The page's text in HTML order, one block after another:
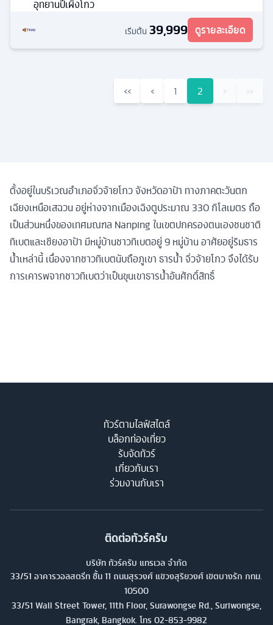
อุทยานปี้เผิงโกว
เริ่มต้น 39,999 ดูรายละเอียด
‹‹ ‹ 1 2 › ››
ตั้งอยู่ในบริเวณอำเภอจิ่วจ้ายโกว จังหวัดอาป้า ทางภาคตะวันตก
เฉียงเหนือเสฉวน อยู่ห่างจากเมืองเฉิงตูประมาณ 330 กิโลเมตร ถือ
เป็นส่วนหนึ่งของเทศมณฑล Nanping ในเขตปกครองตนเองชนชาติ
ทิเบตและเชียงอาป้า มีหมู่บ้านชาวทิเบตอยู่ 9 หมู่บ้าน อาศัยอยู่ริมธาร
น้ำเหล่านี้ เนื่องจากชาวทิเบตนับถือภูเขา ธารน้ำ จิ่วจ้ายโกว จึงได้รับ
การเคารพจากชาวทิเบตว่าเป็นขุนเขาธารน้ำอันศักดิ์สิทธิ์
ทัวร์ตามไลฟ์สไตล์
บล็อกท่องเที่ยว
รับจัดทัวร์
เกี่ยวกับเรา
ร่วมงานกับเรา
ติดต่อทัวร์ครับ
บริษัท ทัวร์ครับ แทรเวล จำกัด
33/51 อาคารวอลสตรีท ชั้น 11 ถนนสุรวงศ์ แขวงสุริยวงศ์ เขตบางรัก กทม.
10500
33/51 Wall Street Tower, 11th Floor, Surawongse Rd., Suriwongse,
Bangrak, Bangkok. โทร 02-853-9982